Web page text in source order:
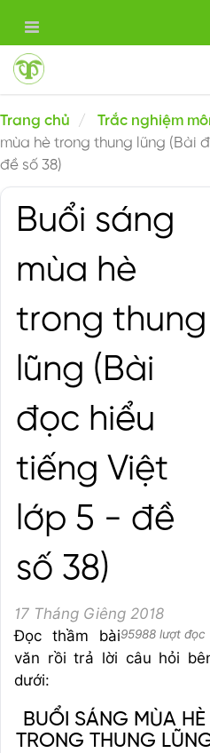
Trang chủ Trắc nghiệm
mùa hè trong thung lũng (Bài
đề số 38)
Buổi sáng
mùa hè
trong thung
lũng (Bài
đọc hiểu
tiếng Việt
lớp 5 - đề
số 38)
17 Tháng Giêng 2018
95988 lượt đọc
Đọc thầm bài
văn rồi trả lời câu hỏi
dưới:
BUỔI SÁNG MÙA HÈ
TRONG THUNG